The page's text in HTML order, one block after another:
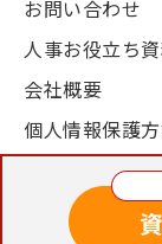
お問い合わせ
人事お役立ち
会社概要
個人情報保護
© 2003-2024, Alue